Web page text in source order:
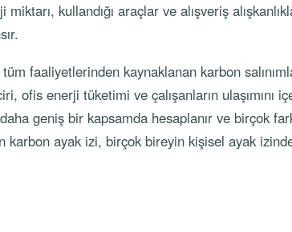
kullandığı araçlar ve alışveriş
faaliyetlerinden kaynaklanan karbon
ofis enerji tüketimi ve çalışanların ulaşımını
geniş bir kapsamda hesaplanır ve birçok
karbon ayak izi, birçok bireyin kişisel ayak